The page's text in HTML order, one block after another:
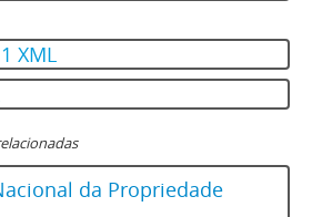
XML
da Propriedade